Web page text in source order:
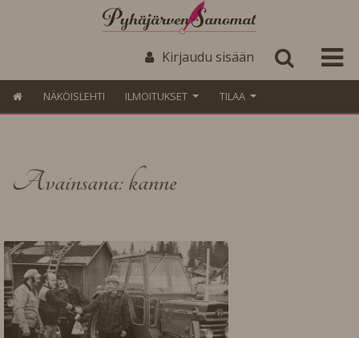
Kirjaudu sisään
NÄKÖISLEHTI ILMOITUKSET TILAA
Avainsana: kanne